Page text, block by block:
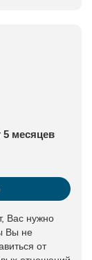
5 месяцев
Вас нужно
Вы не
от